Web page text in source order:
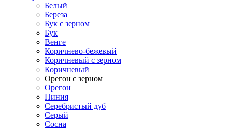
Белый
Береза
Бук с зерном
Бук
Венге
Коричнево-бежевый
Коричневый с зерном
Коричневый
Орегон с зерном
Орегон
Пиния
Серебристый дуб
Серый
Сосна